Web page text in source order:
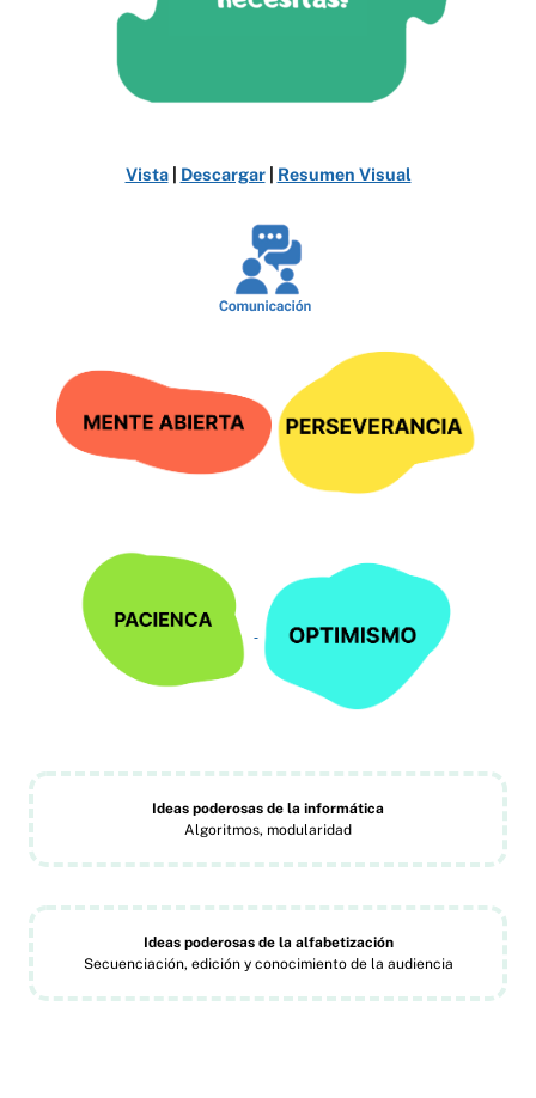
Vista| Descargar | Resumen Visual
Ideas poderosas de la informática
Algoritmos, modularidad
Ideas poderosas de la alfabetización
Secuenciación, edición y conocimiento de la audiencia